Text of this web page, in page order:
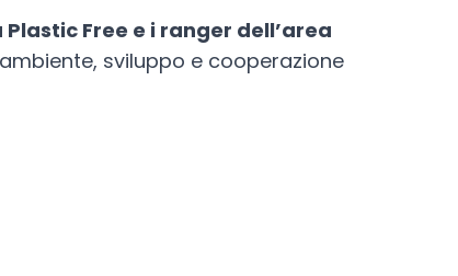
Free e i ranger dell’area
sviluppo e cooperazione